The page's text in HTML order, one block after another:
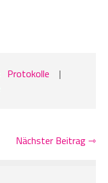
Protokolle
|
Nächster Beitrag ⇾